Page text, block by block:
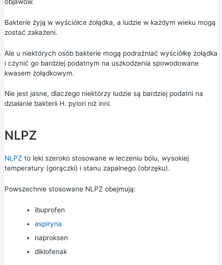
Bakterie żyją w wyściółce żołądka, a ludzie w każdym wieku mogą
zostać zakażeni.
Ale u niektórych osób bakterie mogą podrażniać wyściółkę żołądka
i czynić go bardziej podatnym na uszkodzenia spowodowane
kwasem żołądkowym.
Nie jest jasne, dlaczego niektórzy ludzie są bardziej podatni na
działanie bakterii H. pylori niż inni.
NLPZ
NLPZ to leki szeroko stosowane w leczeniu bólu, wysokiej
temperatury (gorączki) i stanu zapalnego (obrzęku).
Powszechnie stosowane NLPZ obejmują:
ibuprofen
aspiryna
naproksen
diklofenak